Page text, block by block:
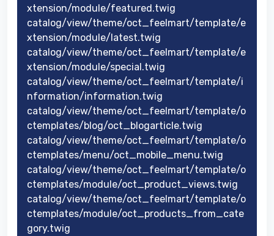
xtension/module/featured.twig
catalog/view/theme/oct_feelmart/template/e
xtension/module/latest.twig
catalog/view/theme/oct_feelmart/template/e
xtension/module/special.twig
catalog/view/theme/oct_feelmart/template/i
nformation/information.twig
catalog/view/theme/oct_feelmart/template/o
ctemplates/blog/oct_blogarticle.twig
catalog/view/theme/oct_feelmart/template/o
ctemplates/menu/oct_mobile_menu.twig
catalog/view/theme/oct_feelmart/template/o
ctemplates/module/oct_product_views.twig
catalog/view/theme/oct_feelmart/template/o
ctemplates/module/oct_products_from_cate
gory.twig